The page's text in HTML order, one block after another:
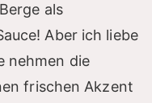
als
Aber ich liebe
nehmen die
frischen Akzent